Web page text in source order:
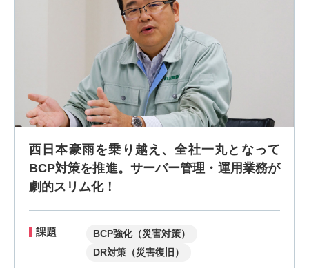
西日本豪雨を乗り越え、全社一丸となって
BCP対策を推進。サーバー管理・運用業務が
劇的スリム化！
課題
BCP強化（災害対策）
DR対策（災害復旧）